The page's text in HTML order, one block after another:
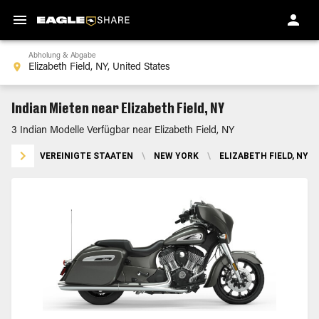
Abholung & Abgabe
Indian Mieten near Elizabeth Field, NY
3 Indian Modelle Verfügbar near Elizabeth Field, NY
VEREINIGTE STAATEN \ NEW YORK \ ELIZABETH FIELD, NY